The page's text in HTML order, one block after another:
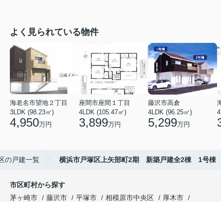
よく見られている物件
海老名市望地２丁目
3LDK (98.23㎡)
4,950万円
座間市座間１丁目
4LDK (105.47㎡)
3,899万円
藤沢市高倉
4LDK (96.25㎡)
5,299万円
の戸建一覧 横浜市戸塚区上矢部町2期 新築戸建全2棟 1号棟
市区町村から探す
茅ヶ崎市
藤沢市 平塚市 相模原市中央区
厚木市